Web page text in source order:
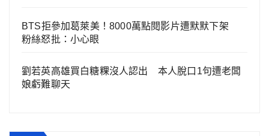
BTS拒參加葛萊美！8000萬點閱影片遭默默下架
粉絲怒批：小心眼
劉若英高雄買白糖粿沒人認出 本人脫口1句遭老闆
娘虧難聊天